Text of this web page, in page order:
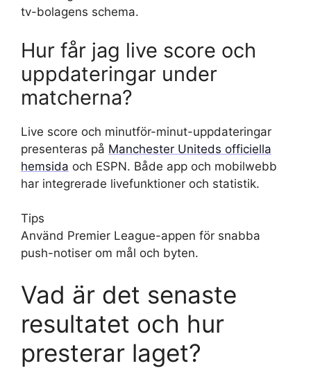
tv-bolagens schema.
Hur får jag live score och
uppdateringar under
matcherna?
Live score och minutför-minut-uppdateringar
presenteras på Manchester Uniteds officiella
hemsida och ESPN. Både app och mobilwebb
har integrerade livefunktioner och statistik.
Tips
Använd Premier League-appen för snabba
push-notiser om mål och byten.
Vad är det senaste
resultatet och hur
presterar laget?